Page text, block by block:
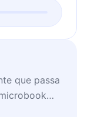
que passa
a